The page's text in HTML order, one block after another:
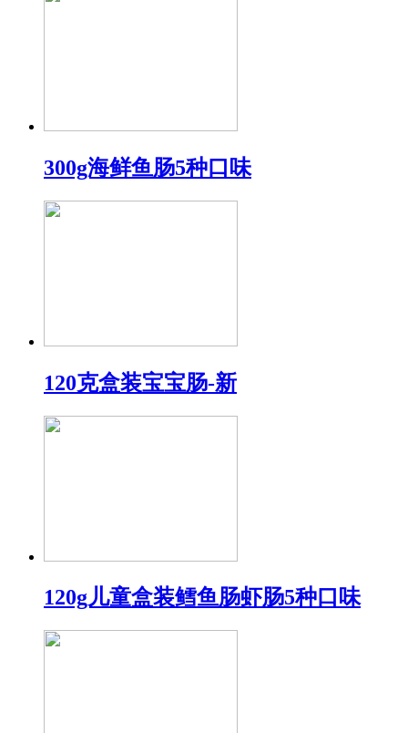
300g海鲜鱼肠5种口味
120克盒装宝宝肠-新
120g儿童盒装鳕鱼肠虾肠5种口味